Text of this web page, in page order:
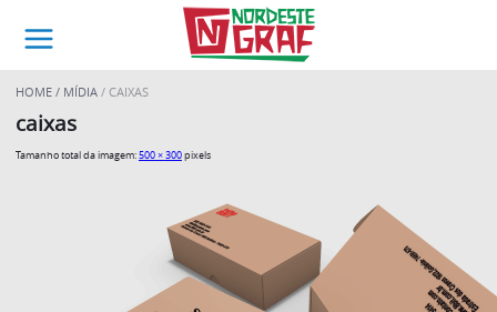
HOME MÍDIA CAIXAS
caixas
Tamanho total da imagem:500×300pixels